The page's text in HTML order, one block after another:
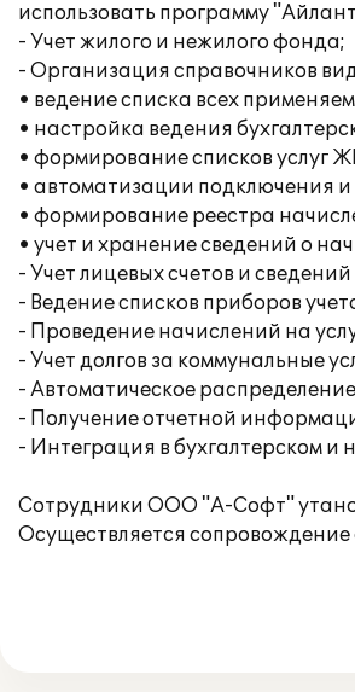
использовать программу
- Учет жилого и нежилого фонда;
- Организация справочников
• ведение списка всех
• настройка ведения
• формирование списков услуг
• автоматизации подключения и
• формирование реестра
• учет и хранение сведений о
- Учет лицевых счетов и
- Ведение списков приборов
- Проведение начислений на
- Учет долгов за коммунальные
- Автоматическое
- Получение отчетной
- Интеграция в бухгалтерском и
Сотрудники ООО "А-Софт"
Осуществляется